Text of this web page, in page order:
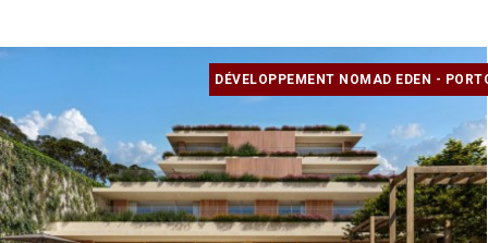
DÉVELOPPEMENT NOMAD EDEN -